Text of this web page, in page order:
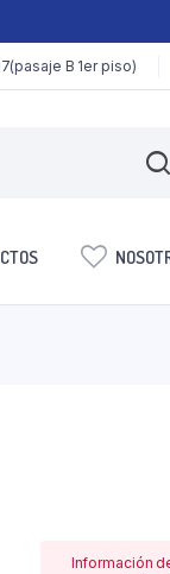
B 1er piso)
Información